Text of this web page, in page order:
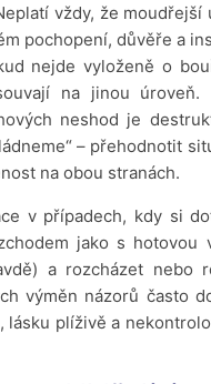
vždy, že
pochopení, důvěře a
nejde vyloženě o
na jinou
neshod je
– přehodnotit
na obou stranách.
v případech, kdy si
jako s hotovou
a rozcházet nebo
výměn názorů často
plíživě a